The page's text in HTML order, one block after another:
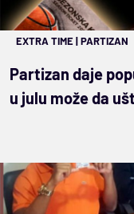
EXTRA TIME|PARTIZAN
Partizan daje
u julu može da